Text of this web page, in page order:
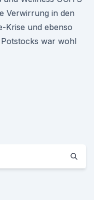
Verwirrung in den
Krise und ebenso
war wohl